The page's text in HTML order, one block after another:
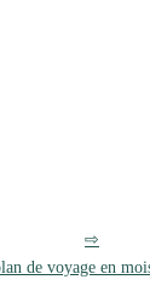
de voyage en